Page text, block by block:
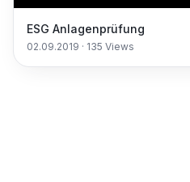
ESG Anlagenprüfung
02.09.2019 · 135 Views